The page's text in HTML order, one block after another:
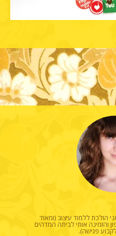
הולכת ללמוד עיצוב (ומאוד
והזמינה אותי לביתה המדהים
פגישה).